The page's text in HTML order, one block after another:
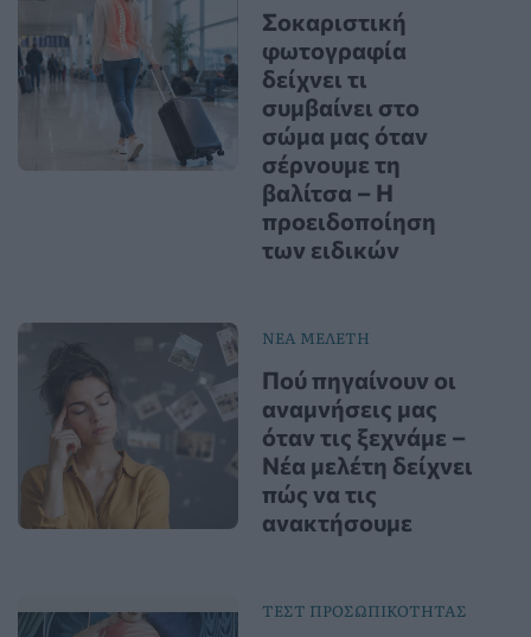
Σοκαριστική
φωτογραφία
δείχνει τι
συμβαίνει στο
σώμα μας όταν
σέρνουμε τη
βαλίτσα – Η
προειδοποίηση
των ειδικών
ΝΕΑ ΜΕΛΕΤΗ
Πού πηγαίνουν οι
αναμνήσεις μας
όταν τις ξεχνάμε –
Νέα μελέτη δείχνει
πώς να τις
ανακτήσουμε
ΤΕΣΤ ΠΡΟΣΩΠΙΚΟΤΗΤΑΣ